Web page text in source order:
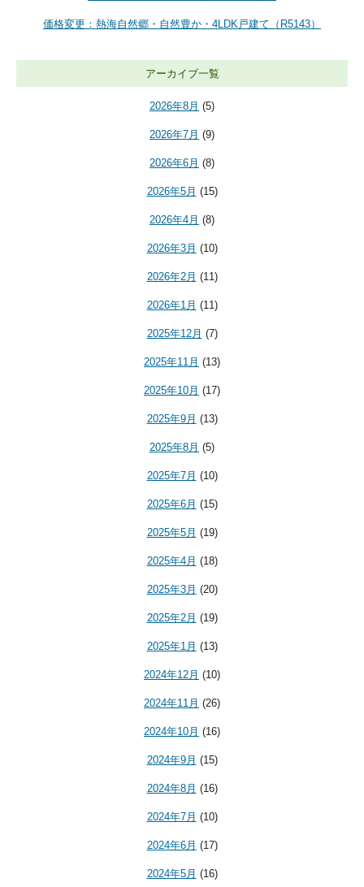
価格変更：熱海自然郷・自然豊か・4LDK戸建て（R5143）
アーカイブ一覧
2026年8月 (5)
2026年7月 (9)
2026年6月 (8)
2026年5月 (15)
2026年4月 (8)
2026年3月 (10)
2026年2月 (11)
2026年1月 (11)
2025年12月 (7)
2025年11月 (13)
2025年10月 (17)
2025年9月 (13)
2025年8月 (5)
2025年7月 (10)
2025年6月 (15)
2025年5月 (19)
2025年4月 (18)
2025年3月 (20)
2025年2月 (19)
2025年1月 (13)
2024年12月 (10)
2024年11月 (26)
2024年10月 (16)
2024年9月 (15)
2024年8月 (16)
2024年7月 (10)
2024年6月 (17)
2024年5月 (16)